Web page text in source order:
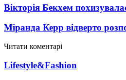
Вікторія Бекхем
Міранда Керр відверто
Читати коментарі
Lifestyle&Fashion